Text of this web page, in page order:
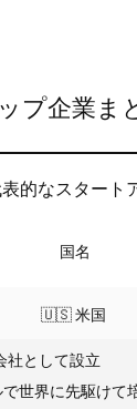
プ企業ま
的なスタート
国名
🇺🇸 米国
社として設立
世界に先駆けて